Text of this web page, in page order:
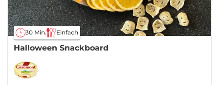
30 Min. Einfach
Halloween Snackboard